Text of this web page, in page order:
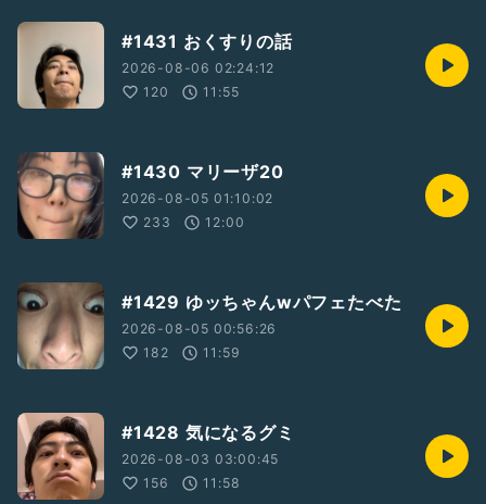
#1431 おくすりの話
2026-08-06 02:24:12
120
11:55
#1430 マリーザ20
2026-08-05 01:10:02
233
12:00
#1429 ゆッちゃんwパフェたべた
2026-08-05 00:56:26
182
11:59
#1428 気になるグミ
2026-08-03 03:00:45
156
11:58